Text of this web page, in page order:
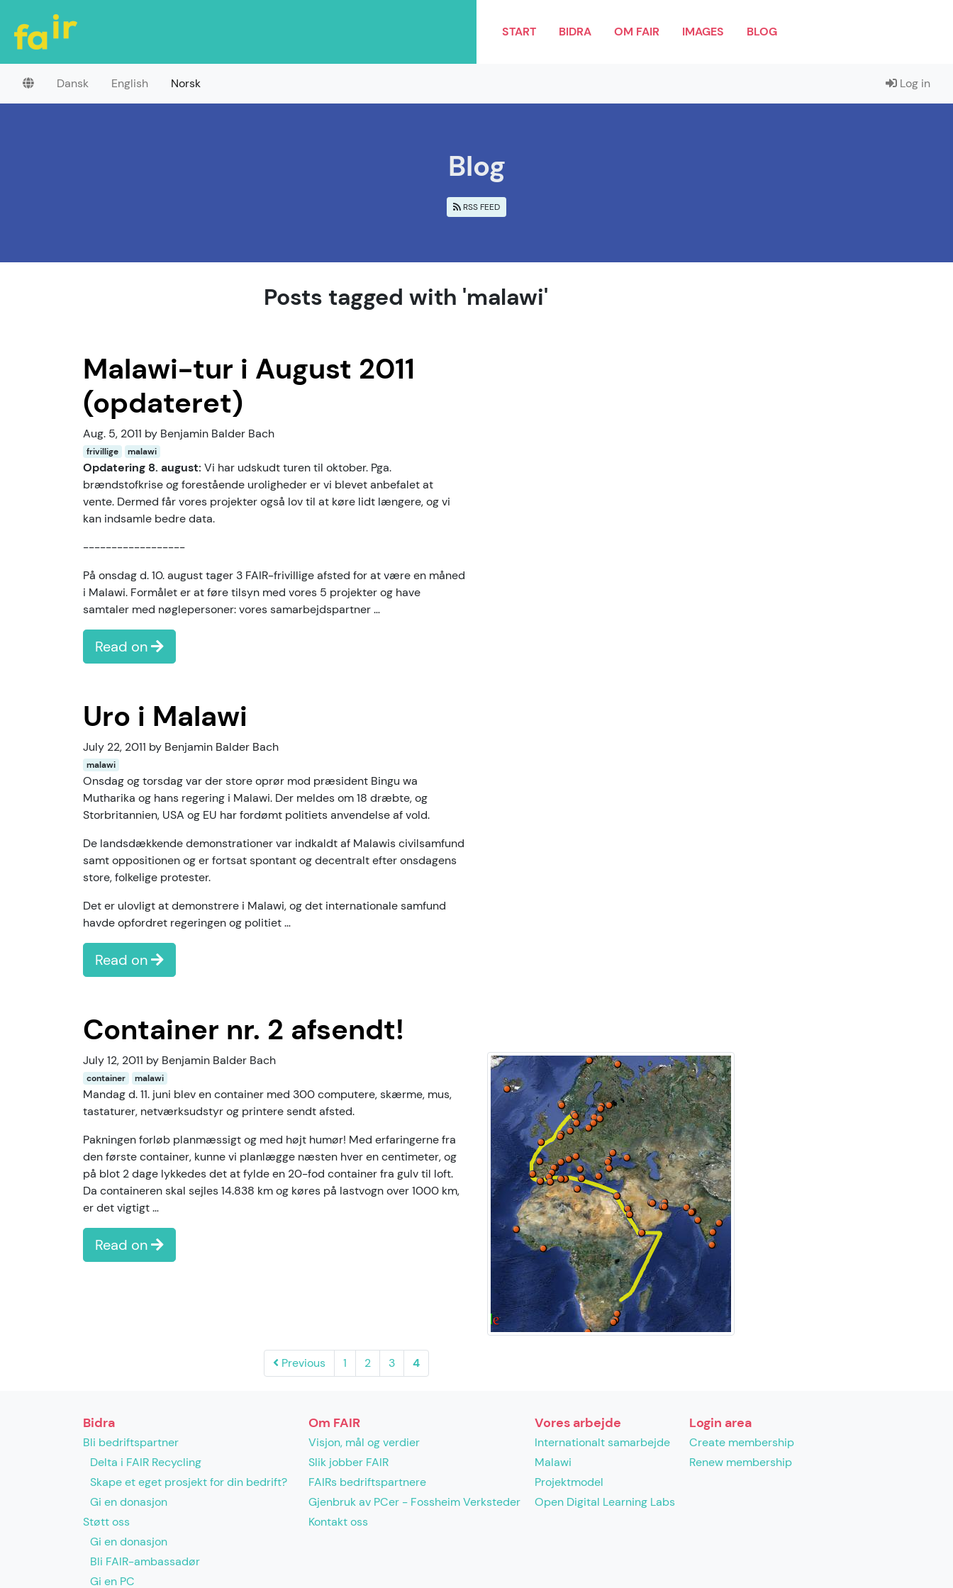
START BIDRA OM FAIR IMAGES BLOG
Dansk English Norsk Log in
Blog
RSS FEED
Posts tagged with 'malawi'
Malawi-tur i August 2011
(opdateret)
Aug. 5, 2011 by Benjamin Balder Bach
frivillige malawi
Opdatering 8. august: Vi har udskudt turen til oktober. Pga.
brændstofkrise og forestående uroligheder er vi blevet anbefalet at
vente. Dermed får vores projekter også lov til at køre lidt længere, og vi
kan indsamle bedre data.
------------------
På onsdag d. 10. august tager 3 FAIR-frivillige afsted for at være en måned
i Malawi. Formålet er at føre tilsyn med vores 5 projekter og have
samtaler med nøglepersoner: vores samarbejdspartner …
Read on
Uro i Malawi
July 22, 2011 by Benjamin Balder Bach
malawi
Onsdag og torsdag var der store oprør mod præsident Bingu wa
Mutharika og hans regering i Malawi. Der meldes om 18 dræbte, og
Storbritannien, USA og EU har fordømt politiets anvendelse af vold.
De landsdækkende demonstrationer var indkaldt af Malawis civilsamfund
samt oppositionen og er fortsat spontant og decentralt efter onsdagens
store, folkelige protester.
Det er ulovligt at demonstrere i Malawi, og det internationale samfund
havde opfordret regeringen og politiet …
Read on
Container nr. 2 afsendt!
July 12, 2011 by Benjamin Balder Bach
container malawi
Mandag d. 11. juni blev en container med 300 computere, skærme, mus,
tastaturer, netværksudstyr og printere sendt afsted.
Pakningen forløb planmæssigt og med højt humør! Med erfaringerne fra
den første container, kunne vi planlægge næsten hver en centimeter, og
på blot 2 dage lykkedes det at fylde en 20-fod container fra gulv til loft.
Da containeren skal sejles 14.838 km og køres på lastvogn over 1000 km,
er det vigtigt …
Read on
Previous 1 2 3 4
Bidra
Bli bedriftspartner
Delta i FAIR Recycling
Skape et eget prosjekt for din bedrift?
Gi en donasjon
Støtt oss
Gi en donasjon
Bli FAIR-ambassadør
Gi en PC
Om FAIR
Visjon, mål og verdier
Slik jobber FAIR
FAIRs bedriftspartnere
Gjenbruk av PCer - Fossheim Verksteder
Kontakt oss
Vores arbejde
Internationalt samarbejde
Malawi
Projektmodel
Open Digital Learning Labs
Login area
Create membership
Renew membership